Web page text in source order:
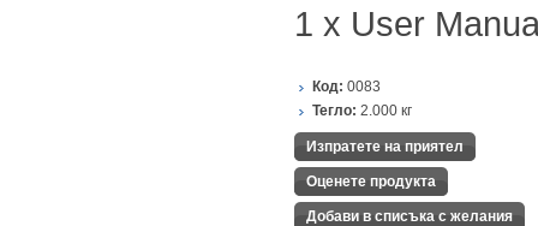
1 x User
Код: 0083
Тегло: 2.000 кг
Изпратете на приятел
Оценете продукта
Добави в списъка с желания